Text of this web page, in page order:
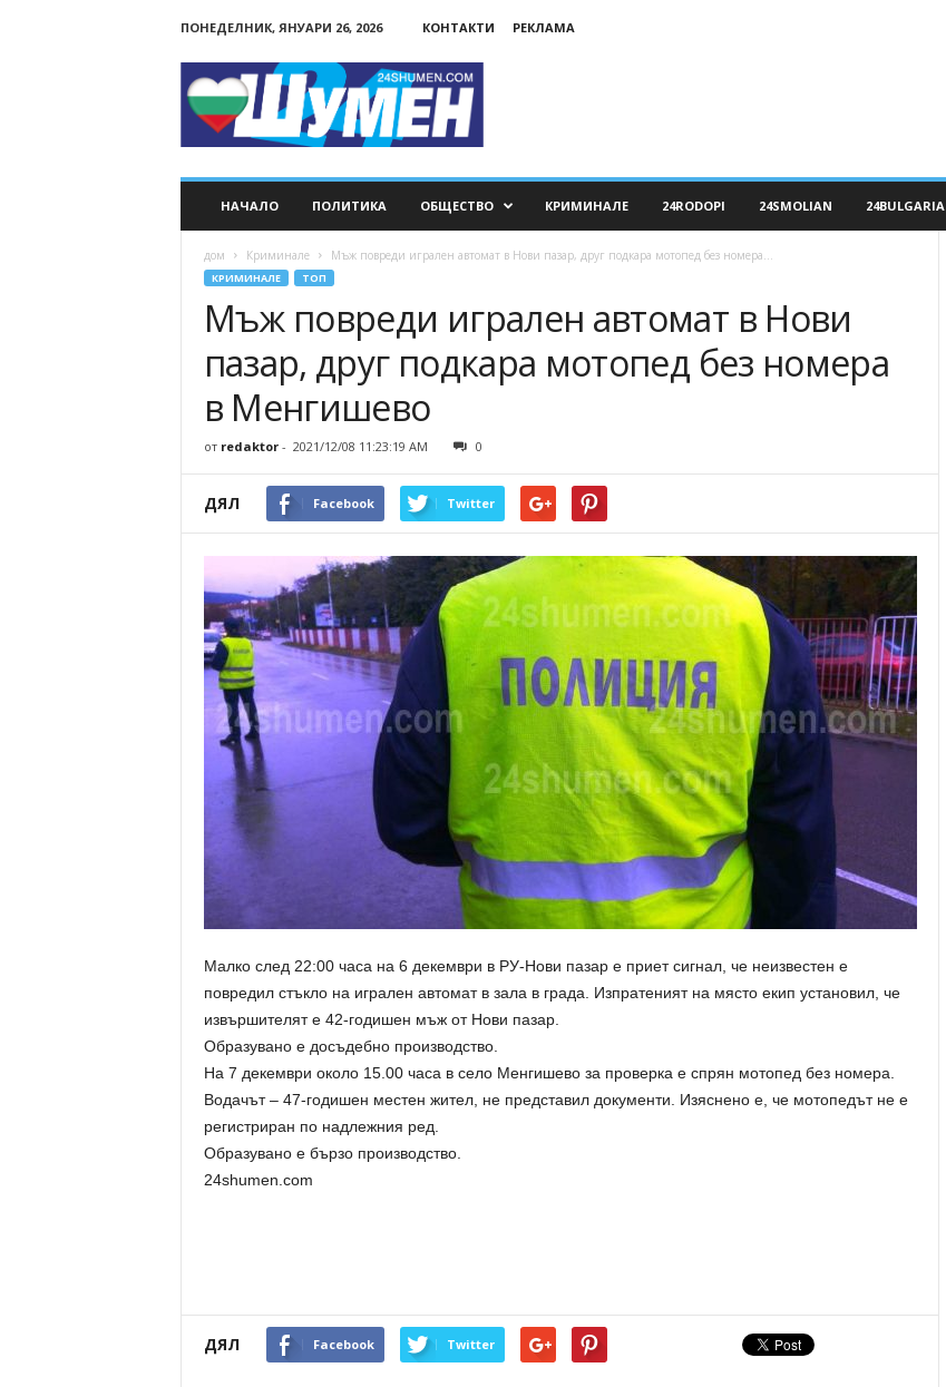
ПОНЕДЕЛНИК, ЯНУАРИ 26, 2026 КОНТАКТИ РЕКЛАМА
НАЧАЛО ПОЛИТИКА ОБЩЕСТВО КРИМИНАЛЕ 24RODOPI 24SMOLIAN 24BULGARIA
дом Криминале Мъж повреди игрален автомат в Нови пазар, друг подкара мотопед без номера...
КРИМИНАЛЕ ТОП
Мъж повреди игрален автомат в Нови
пазар, друг подкара мотопед без номера
в Менгишево
от redaktor- 2021/12/08 11:23:19 AM 0
ДЯЛ Facebook Twitter
Малко след 22:00 часа на 6 декември в РУ-Нови пазар е приет сигнал, че неизвестен е
повредил стъкло на игрален автомат в зала в града. Изпратеният на място екип установил, че
извършителят е 42-годишен мъж от Нови пазар.
Образувано е досъдебно производство.
На 7 декември около 15.00 часа в село Менгишево за проверка е спрян мотопед без номера.
Водачът – 47-годишен местен жител, не представил документи. Изяснено е, че мотопедът не е
регистриран по надлежния ред.
Образувано е бързо производство.
24shumen.com
ДЯЛ Facebook Twitter